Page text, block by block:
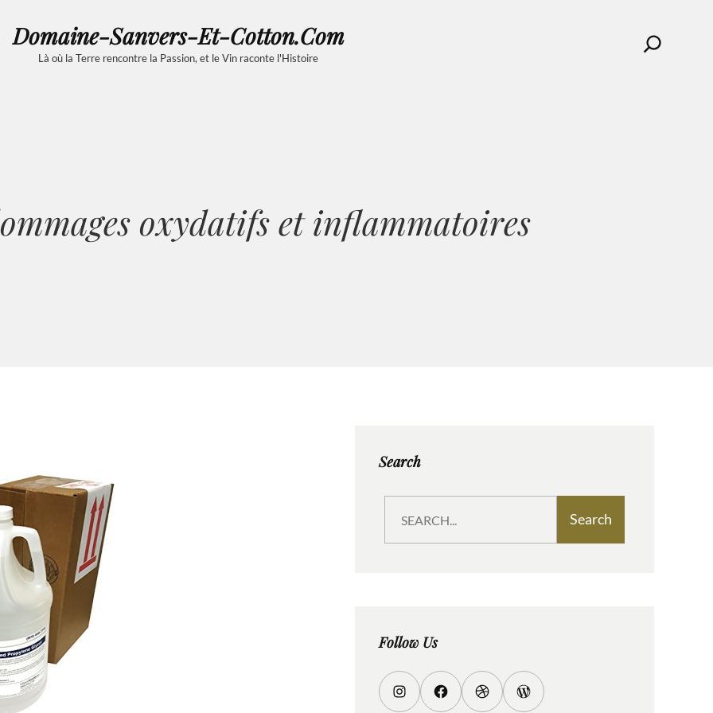
Domaine-Sanvers-Et-Cotton.com
Là où la Terre rencontre la Passion, et le Vin raconte l'Histoire
Search
oxydatifs et inflammatoires
Search
a
Search
Follow Us
I
F
D
W